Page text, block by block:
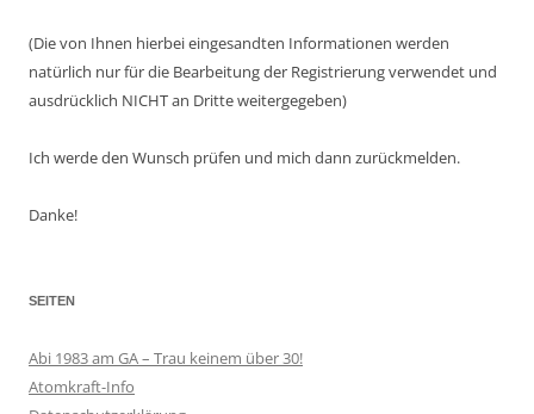
(Die von Ihnen hierbei eingesandten Informationen werden
natürlich nur für die Bearbeitung der Registrierung verwendet und
ausdrücklich NICHT an Dritte weitergegeben)
Ich werde den Wunsch prüfen und mich dann zurückmelden.
Danke!
SEITEN
Abi 1983 am GA – Trau keinem über 30!
Atomkraft-Info